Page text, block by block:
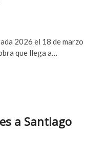
2026 el 18 de marzo
que llega a…
a Santiago